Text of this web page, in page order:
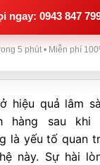
ngay: 0943 847
5 phút • Miễn phí
hiệu quả lâm
hàng sau khi
là yếu tố quan
này. Sự hài